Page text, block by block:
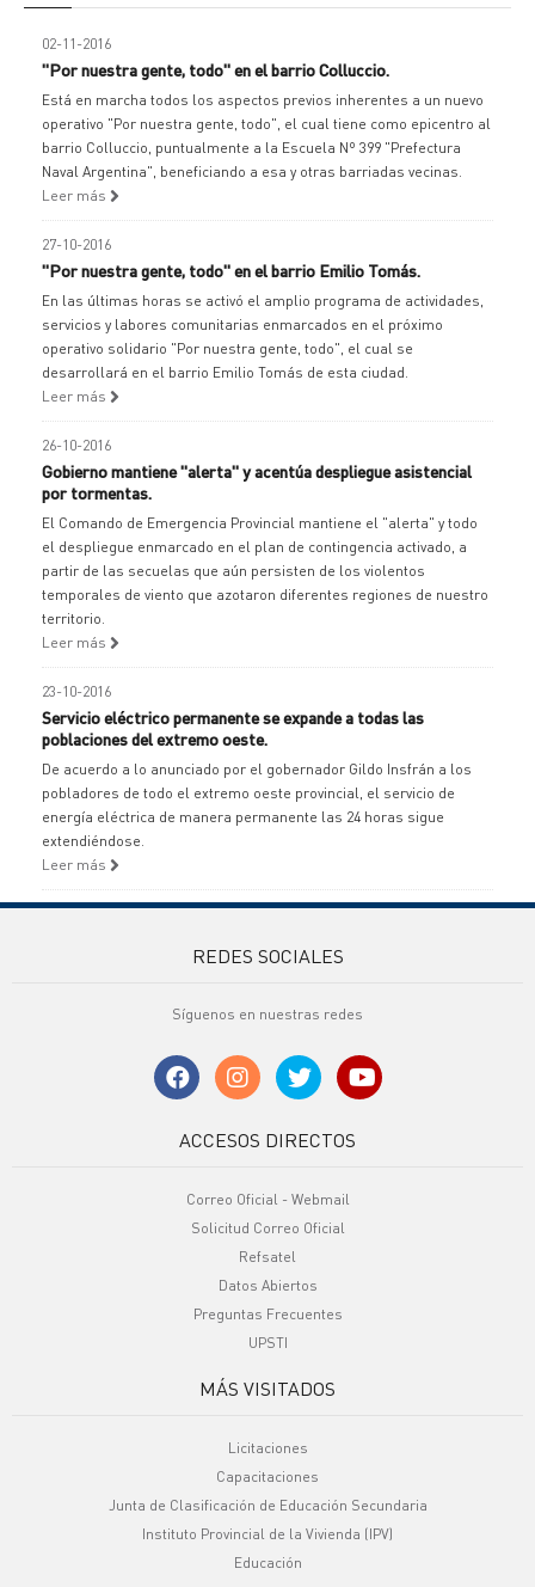
02-11-2016
"Por nuestra gente, todo" en el barrio Colluccio.
Está en marcha todos los aspectos previos inherentes a un nuevo
operativo "Por nuestra gente, todo", el cual tiene como epicentro al
barrio Colluccio, puntualmente a la Escuela Nº 399 "Prefectura
Naval Argentina", beneficiando a esa y otras barriadas vecinas.
Leer más
27-10-2016
"Por nuestra gente, todo" en el barrio Emilio Tomás.
En las últimas horas se activó el amplio programa de actividades,
servicios y labores comunitarias enmarcados en el próximo
operativo solidario "Por nuestra gente, todo", el cual se
desarrollará en el barrio Emilio Tomás de esta ciudad.
Leer más
26-10-2016
Gobierno mantiene "alerta" y acentúa despliegue asistencial
por tormentas.
El Comando de Emergencia Provincial mantiene el "alerta" y todo
el despliegue enmarcado en el plan de contingencia activado, a
partir de las secuelas que aún persisten de los violentos
temporales de viento que azotaron diferentes regiones de nuestro
territorio.
Leer más
23-10-2016
Servicio eléctrico permanente se expande a todas las
poblaciones del extremo oeste.
De acuerdo a lo anunciado por el gobernador Gildo Insfrán a los
pobladores de todo el extremo oeste provincial, el servicio de
energía eléctrica de manera permanente las 24 horas sigue
extendiéndose.
Leer más
REDES SOCIALES
Síguenos en nuestras redes
ACCESOS DIRECTOS
Correo Oficial - Webmail
Solicitud Correo Oficial
Refsatel
Datos Abiertos
Preguntas Frecuentes
UPSTI
MÁS VISITADOS
Licitaciones
Capacitaciones
Junta de Clasificación de Educación Secundaria
Instituto Provincial de la Vivienda (IPV)
Educación